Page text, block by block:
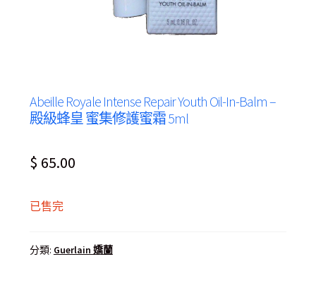
Abeille Royale Intense Repair Youth Oil-In-Balm –
殿級蜂皇 蜜集修護蜜霜 5ml
$ 65.00
已售完
分類: Guerlain 嬌蘭